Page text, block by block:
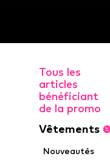
Tous les
articles
bénéficiant
de la promo
Vêtements
Nouveautés